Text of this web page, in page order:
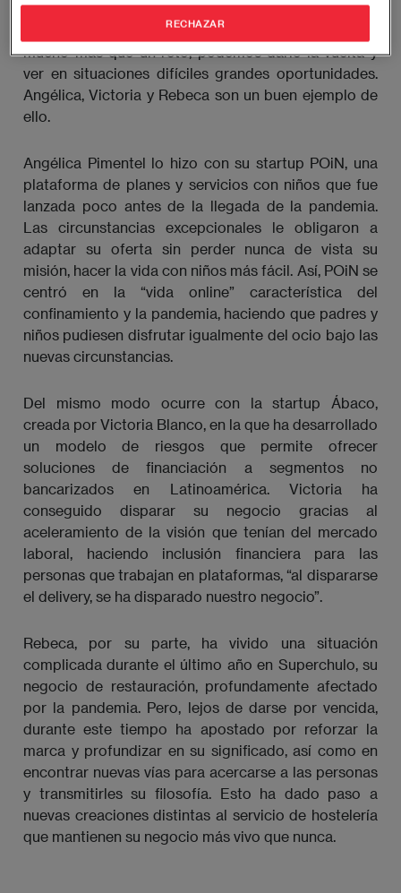
Pese a que emprender en 2021 pueda parecer
mucho más que un reto, podemos darle la vuelta y
ver en situaciones difíciles grandes oportunidades.
Angélica, Victoria y Rebeca son un buen ejemplo de
ello.
Angélica Pimentel lo hizo con su startup POiN, una
plataforma de planes y servicios con niños que fue
lanzada poco antes de la llegada de la pandemia.
Las circunstancias excepcionales le obligaron a
adaptar su oferta sin perder nunca de vista su
misión, hacer la vida con niños más fácil. Así, POiN se
centró en la “vida online” característica del
confinamiento y la pandemia, haciendo que padres y
niños pudiesen disfrutar igualmente del ocio bajo las
nuevas circunstancias.
Del mismo modo ocurre con la startup Ábaco,
creada por Victoria Blanco, en la que ha desarrollado
un modelo de riesgos que permite ofrecer
soluciones de financiación a segmentos no
bancarizados en Latinoamérica. Victoria ha
conseguido disparar su negocio gracias al
aceleramiento de la visión que tenían del mercado
laboral, haciendo inclusión financiera para las
personas que trabajan en plataformas, “al dispararse
el delivery, se ha disparado nuestro negocio”.
Rebeca, por su parte, ha vivido una situación
complicada durante el último año en Superchulo, su
negocio de restauración, profundamente afectado
por la pandemia. Pero, lejos de darse por vencida,
durante este tiempo ha apostado por reforzar la
marca y profundizar en su significado, así como en
encontrar nuevas vías para acercarse a las personas
y transmitirles su filosofía. Esto ha dado paso a
nuevas creaciones distintas al servicio de hostelería
que mantienen su negocio más vivo que nunca.
RECHAZAR